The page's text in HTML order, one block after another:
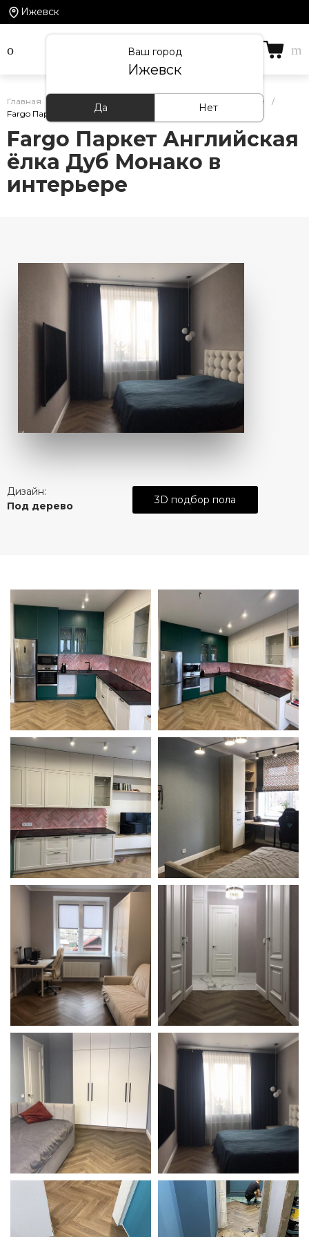
Ижевск
Ваш город
Ижевск
Да Нет
Главная Кварцевый ламинат Fargo — фото в интерьере
/
Fargo Паркет Английская ёлка Дуб Монако в интерьере
Fargo Паркет Английская
ёлка Дуб Монако в
интерьере
Дизайн:
Под дерево
3D подбор пола